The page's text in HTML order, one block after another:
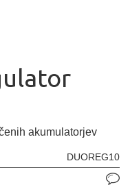
akumulatorjev
DUOREG10